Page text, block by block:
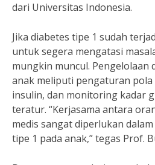
dari Universitas Indonesia.
Jika diabetes tipe 1 sudah
untuk segera mengatasi
mungkin muncul. Pengelolaan
anak meliputi pengaturan
insulin, dan monitoring kadar
teratur. “Kerjasama antara
medis sangat diperlukan
tipe 1 pada anak,” tegas Prof.